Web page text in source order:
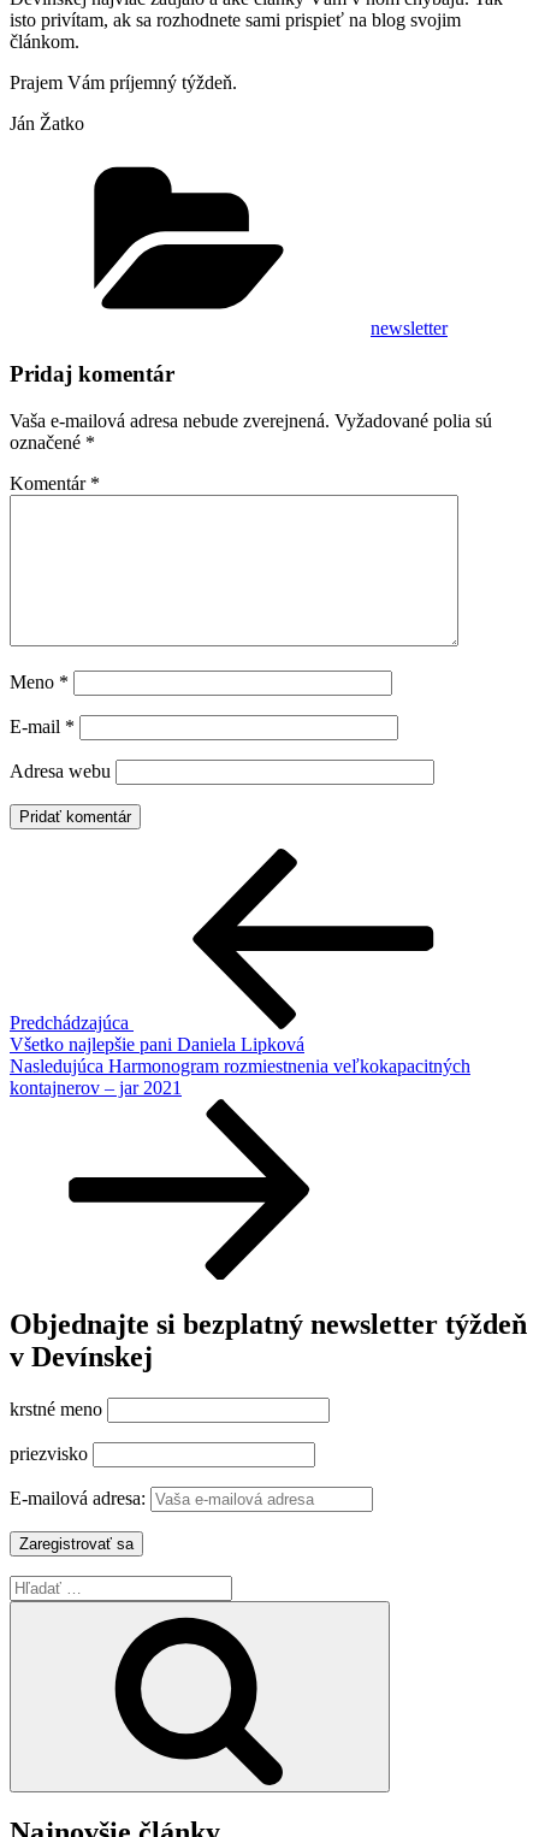
isto privítam, ak sa rozhodnete sami prispieť na blog svojim
článkom.
Prajem Vám príjemný týždeň.
Ján Žatko
newsletter
Pridaj komentár
Vaša e-mailová adresa nebude zverejnená. Vyžadované polia sú
označené *
Komentár *
Meno *
E-mail *
Adresa webu
Predchádzajúca
Všetko najlepšie pani Daniela Lipková
Ďalší
článok
Nasledujúca Harmonogram rozmiestnenia veľkokapacitných
kontajnerov – jar 2021
Objednajte si bezplatný newsletter týždeň
v Devínskej
krstné meno
priezvisko
E-mailová adresa:
Hľadať: